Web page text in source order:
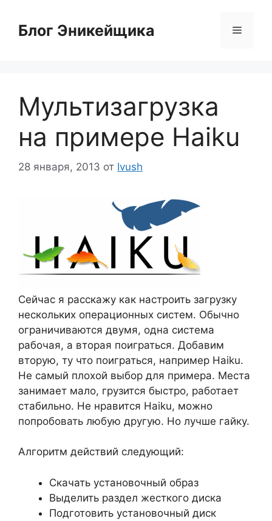
содержимому
Блог Эникейщика Меню
Мультизагрузка
на примере Haiku
28 января, 2013 от Ivush
Сейчас я расскажу как настроить загрузку
нескольких операционных систем. Обычно
ограничиваются двумя, одна система
рабочая, а вторая поиграться. Добавим
вторую, ту что поиграться, например Haiku.
Не самый плохой выбор для примера. Места
занимает мало, грузится быстро, работает
стабильно. Не нравится Haiku, можно
попробовать любую другую. Но лучше гайку.
Алгоритм действий следующий:
Скачать установочный образ
Выделить раздел жесткого диска
Подготовить установочный диск